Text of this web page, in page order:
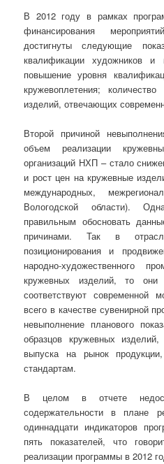
В 2012 году в рамках
финансирования
достигнуты следующие
квалификации художников
повышение уровня
кружевоплетения;
изделий, отвечающих
Второй причиной
объем реализации
организаций НХП – стало
и рост цен на кружевные
международных,
Вологодской области).
правильным обосновать
причинами. Так в
позиционирования и
народно-художественного
кружевных изделий, то
соответствуют современной
всего в качестве сувенирной
невыполнение планового
образцов кружевных
выпуска на рынок
стандартам.
В целом в отчете
содержательности в плане
одиннадцати индикаторов
пять показателей, что
реализации программы в 2012